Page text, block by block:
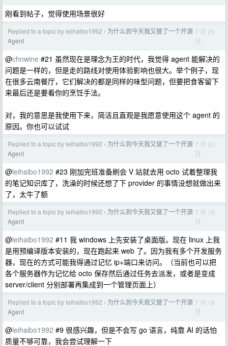
刚看到帖子，觉得使用场景很好
Replied to a topic by leihaibo1992 › 为什么到今天我又做了一个开源
Agent
7 月 20
日
@chnwine #21 虽然现在是理念为王的时代，我觉得 agent 能解决的
问题是一样的，但是走的路线对使用体验影响也很大。举个例子，现
在很多云南餐厅，它们解决的都是同样的味型问题，但要把食客留下
来最后还是要看你的烹饪手法。
对，我的意思是我使用下来，简洁且直观是我愿意使用这个 agent 的
原因。你也可以试试
Replied to a topic by leihaibo1992 › 为什么到今天我又做了一个开源
Agent
7 月 20
日
@leihaibo1992 #23 刚加完班准备刷会 V 站就去用 octo 试着整理我
的笔记知识库了，洗澡的时候还想了下 provider 的事情没想就做出来
了，太牛了额
Replied to a topic by leihaibo1992 › 为什么到今天我又做了一个开源
Agent
7 月 18
日
@leihaibo1992 #11 我 windows 上先安装了桌面版。现在 linux 上我
是用预编译版本安装的，现在跑起来 web 了。因为我有多个开发服务
器，现在的方式可能我得通过记忆 ip+端口来访问。（当前也可以把
各个服务器作为记忆给 octo 保存然后通过任务去派发，或者是变成
server/client 分别部署再集成到一个管理页面上）
Replied to a topic by leihaibo1992 › 为什么到今天我又做了一个开源
Agent
7 月 18
日
@leihaibo1992 #9 很感兴趣，但是不会写 go 语言，纯靠 AI 的话怕
质量不够可靠，我会尝试理解一下